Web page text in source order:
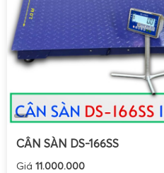
CÂN SÀN DS-166SS
Giá 11.000.000